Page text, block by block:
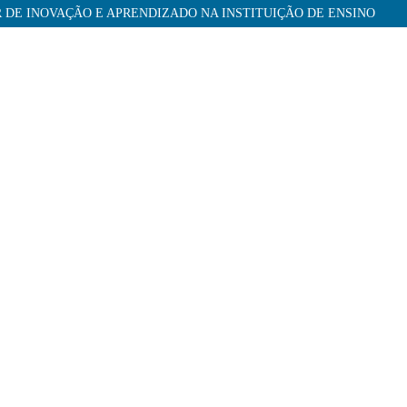
INOVAÇÃO E APRENDIZADO NA INSTITUIÇÃO DE ENSINO